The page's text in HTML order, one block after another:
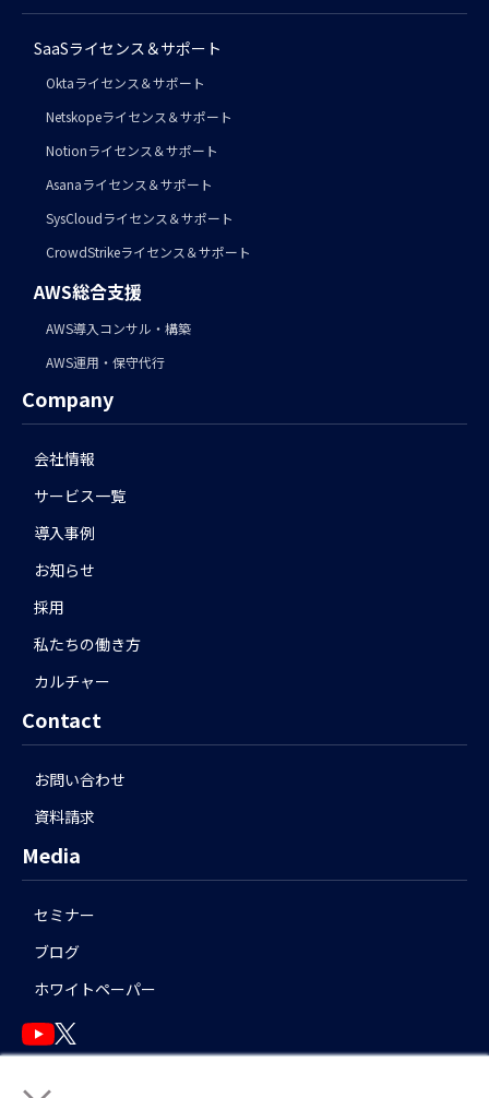
SaaSライセンス＆サポート
Oktaライセンス＆サポート
Netskopeライセンス＆サポート
Notionライセンス＆サポート
Asanaライセンス＆サポート
SysCloudライセンス＆サポート
CrowdStrikeライセンス＆サポート
AWS総合支援
AWS導入コンサル・構築
AWS運用・保守代行
Company
会社情報
サービス一覧
導入事例
お知らせ
採用
私たちの働き方
カルチャー
Contact
お問い合わせ
資料請求
Media
セミナー
ブログ
ホワイトペーパー
English